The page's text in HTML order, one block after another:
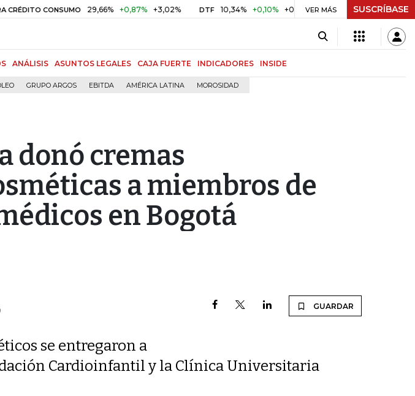
CONSUMO 29,66% +0,87% +3,02% DTF 10,34% +0,10% +0,98% UVR $ 416,86 +$ 0,05
VER MÁS SUSCRÍBASE
ANÁLISIS ASUNTOS LEGALES CAJA FUERTE INDICADORES INSIDE
GRUPO ARGOS EBITDA AMÉRICA LATINA MOROSIDAD
donó cremas
a miembros de
en Bogotá
GUARDAR
se entregaron a
Cardioinfantil y la Clínica Universitaria